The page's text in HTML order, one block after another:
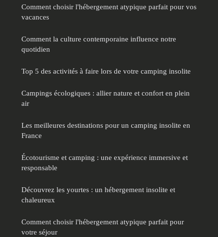
Comment choisir l'hébergement atypique parfait pour vos
vacances
Comment la culture contemporaine influence notre
quotidien
Top 5 des activités à faire lors de votre camping insolite
Campings écologiques : allier nature et confort en plein
air
Les meilleures destinations pour un camping insolite en
France
Écotourisme et camping : une expérience immersive et
responsable
Découvrez les yourtes : un hébergement insolite et
chaleureux
Comment choisir l'hébergement atypique parfait pour
votre séjour